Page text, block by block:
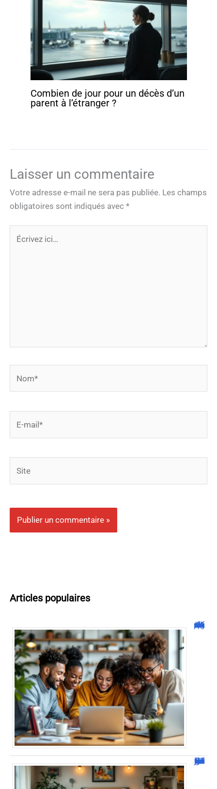
Combien de jour pour un décès d’un
parent à l’étranger ?
Laisser un commentaire
Votre adresse e-mail ne sera pas publiée. Les champs
obligatoires sont indiqués avec *
ici…
Articles populaires
Malgrim com : tout ce que vous devez savoir sur la plateforme !
JetPunk : Quiz et jeux de culture générale